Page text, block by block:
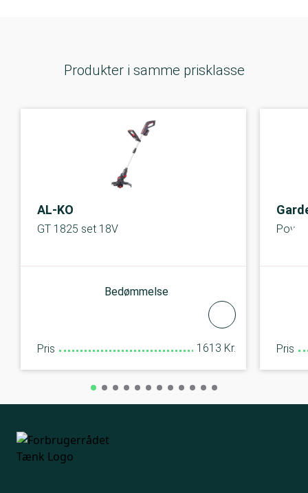
Produkter i samme prisklasse
AL-KO
GT 1825 set 18V
Bedømmelse
Pris 1613 Kr. Pris